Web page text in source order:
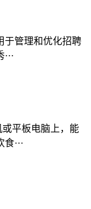
于管理和优化招聘
平板电脑上，能
···